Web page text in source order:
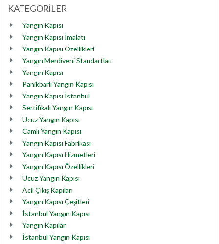
KATEGORİLER
Yangın Kapısı
Yangın Kapısı İmalatı
Yangın Kapısı Özellikleri
Yangın Merdiveni Standartları
Yangın Kapısı
Panikbarlı Yangın Kapısı
Yangın Kapısı İstanbul
Sertifikalı Yangın Kapısı
Ucuz Yangın Kapısı
Camlı Yangın Kapısı
Yangın Kapısı Fabrikası
Yangın Kapısı Hizmetleri
Yangın Kapısı Özellikleri
Ucuz Yangın Kapısı
Acil Çıkış Kapıları
Yangın Kapısı Çeşitleri
İstanbul Yangın Kapısı
Yangın Kapıları
İstanbul Yangın Kapısı